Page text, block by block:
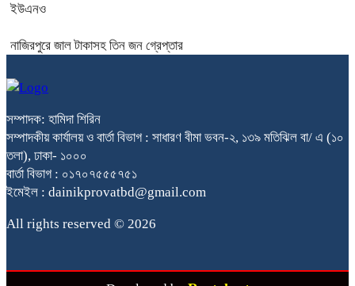
ইউএনও
নাজিরপুরে জাল টাকাসহ তিন জন গ্রেপ্তার
সম্পাদক: হামিদা শিরিন
সম্পাদকীয় কার্যালয় ও বার্তা বিভাগ : সাধারণ বীমা ভবন-২, ১৩৯ মতিঝিল বা/ এ (১০
তলা), ঢাকা- ১০০০
বার্তা বিভাগ : ০১৭০৭৫৫৫৭৫১
ইমেইল : dainikprovatbd@gmail.com
All rights reserved © 2026